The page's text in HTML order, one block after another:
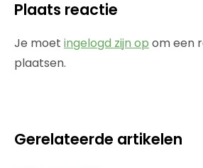
Plaats reactie
Je moet ingelogd zijn op om een
plaatsen.
Gerelateerde artikelen